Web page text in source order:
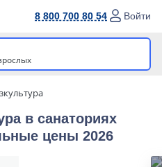
8 800 700 80 54 Войти
в cанаториях
цены 2026